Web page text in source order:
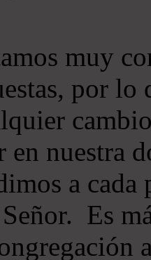
muy
por
en nuestra
a cada
Es